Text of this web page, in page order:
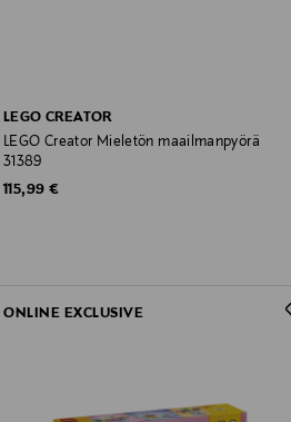
LEGO CREATOR
LEGO Creator Mieletön maailmanpyörä
31389
Original Price
115,99 €
ONLINE EXCLUSIVE